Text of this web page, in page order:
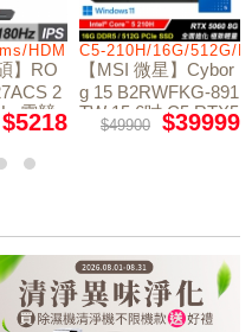
HDMI/DP/IPS/Type-C
】RO
2
電競
$5218
C5-210H/16G/512G/
【MSI 微星】Cybor
g 15 B2RWFKG-891
TW 15.6吋 C5 RTX5
060 電競筆電
$49900 $39999